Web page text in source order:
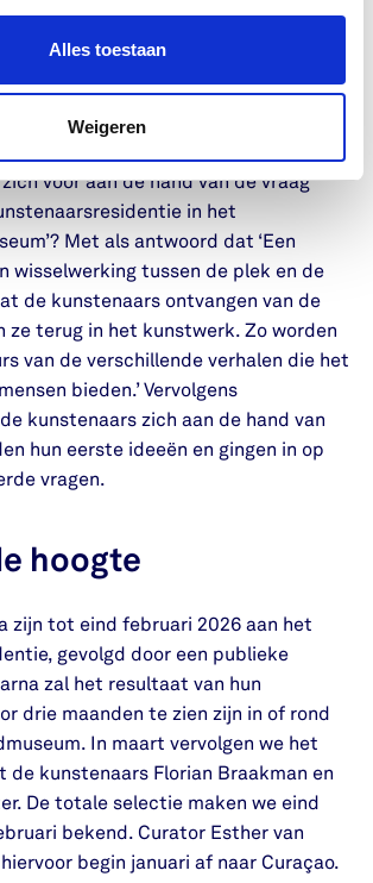
Alles toestaan
Weigeren
makkelijk is om je te verliezen in de
van het Watersnoodmuseum.
in het teken van de kennismaking
en medewerkers in de vorm van
De nieuwe curator Esther van
voor aan de hand van de vraag
in het
Met als antwoord dat ‘Een
wisselwerking tussen de plek en de
de kunstenaars ontvangen van de
ze terug in het kunstwerk. Zo worden
van de verschillende verhalen die het
bieden.’ Vervolgens
kunstenaars zich aan de hand van
hun eerste ideeën en gingen in op
vragen.
hoogte
zijn tot eind februari 2026 aan het
gevolgd door een publieke
zal het resultaat van hun
drie maanden te zien zijn in of rond
In maart vervolgen we het
de kunstenaars Florian Braakman en
De totale selectie maken we eind
bekend. Curator Esther van
begin januari af naar Curaçao.